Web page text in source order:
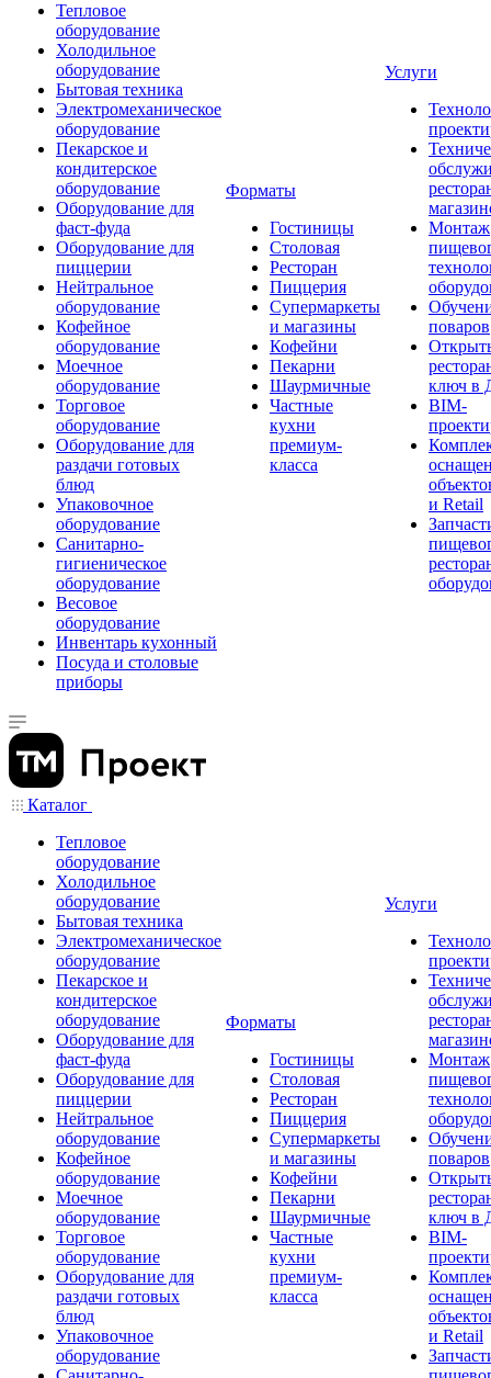
Тепловое
оборудование
Холодильное
оборудование
Бытовая техника
Электромеханическое
оборудование
Пекарское и
кондитерское
оборудование
Оборудование для
фаст-фуда
Оборудование для
пиццерии
Нейтральное
оборудование
Кофейное
оборудование
Моечное
оборудование
Торговое
оборудование
Оборудование для
раздачи готовых
блюд
Упаковочное
оборудование
Санитарно-
гигиеническое
оборудование
Весовое
оборудование
Инвентарь кухонный
Посуда и столовые
приборы
Форматы
Гостиницы
Столовая
Ресторан
Пиццерия
Супермаркеты
и магазины
Кофейни
Пекарни
Шаурмичные
Частные
кухни
премиум-
класса
Услуги
Монтаж
поваров
ключ в
BIM-
и Retail
Каталог
Тепловое
оборудование
Холодильное
оборудование
Бытовая техника
Электромеханическое
оборудование
Пекарское и
кондитерское
оборудование
Оборудование для
фаст-фуда
Оборудование для
пиццерии
Нейтральное
оборудование
Кофейное
оборудование
Моечное
оборудование
Торговое
оборудование
Оборудование для
раздачи готовых
блюд
Упаковочное
оборудование
Форматы
Гостиницы
Столовая
Ресторан
Пиццерия
Супермаркеты
и магазины
Кофейни
Пекарни
Шаурмичные
Частные
кухни
премиум-
класса
Услуги
Монтаж
поваров
ключ в
BIM-
и Retail